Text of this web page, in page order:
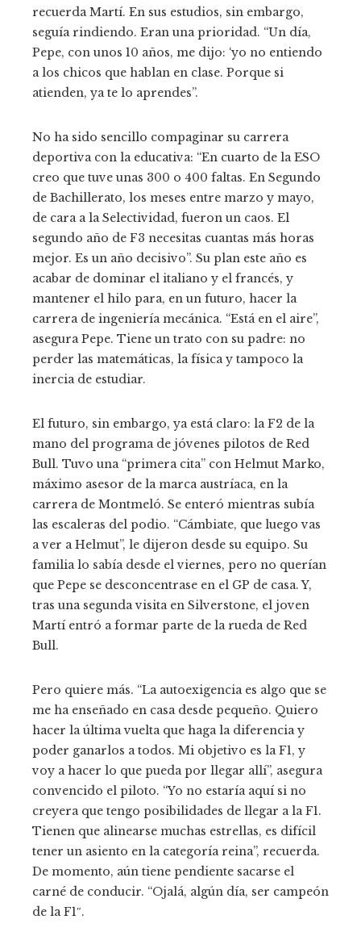
recuerda Martí. En sus estudios, sin embargo,
seguía rindiendo. Eran una prioridad. “Un día,
Pepe, con unos 10 años, me dijo: ‘yo no entiendo
a los chicos que hablan en clase. Porque si
atienden, ya te lo aprendes”.
No ha sido sencillo compaginar su carrera
deportiva con la educativa: “En cuarto de la ESO
creo que tuve unas 300 o 400 faltas. En Segundo
de Bachillerato, los meses entre marzo y mayo,
de cara a la Selectividad, fueron un caos. El
segundo año de F3 necesitas cuantas más horas
mejor. Es un año decisivo”. Su plan este año es
acabar de dominar el italiano y el francés, y
mantener el hilo para, en un futuro, hacer la
carrera de ingeniería mecánica. “Está en el aire”,
asegura Pepe. Tiene un trato con su padre: no
perder las matemáticas, la física y tampoco la
inercia de estudiar.
El futuro, sin embargo, ya está claro: la F2 de la
mano del programa de jóvenes pilotos de Red
Bull. Tuvo una “primera cita” con Helmut Marko,
máximo asesor de la marca austríaca, en la
carrera de Montmeló. Se enteró mientras subía
las escaleras del podio. “Cámbiate, que luego vas
a ver a Helmut”, le dijeron desde su equipo. Su
familia lo sabía desde el viernes, pero no querían
que Pepe se desconcentrase en el GP de casa. Y,
tras una segunda visita en Silverstone, el joven
Martí entró a formar parte de la rueda de Red
Bull.
Pero quiere más. “La autoexigencia es algo que se
me ha enseñado en casa desde pequeño. Quiero
hacer la última vuelta que haga la diferencia y
poder ganarlos a todos. Mi objetivo es la F1, y
voy a hacer lo que pueda por llegar allí”, asegura
convencido el piloto. “Yo no estaría aquí si no
creyera que tengo posibilidades de llegar a la F1.
Tienen que alinearse muchas estrellas, es difícil
tener un asiento en la categoría reina”, recuerda.
De momento, aún tiene pendiente sacarse el
carné de conducir. “Ojalá, algún día, ser campeón
de la F1″.